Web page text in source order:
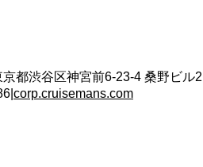
京都渋谷区神宮前6-23-4 桑野ビル2
corp.cruisemans.com